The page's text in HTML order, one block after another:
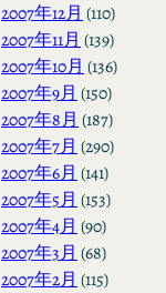
2007年12月 (110)
2007年11月 (139)
2007年10月 (136)
2007年9月 (150)
2007年8月 (187)
2007年7月 (290)
2007年6月 (141)
2007年5月 (153)
2007年4月 (90)
2007年3月 (68)
2007年2月 (115)